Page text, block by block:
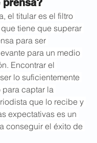
prensa?
el titular es el filtro
tiene que superar
para ser
para un medio
Encontrar el
lo suficientemente
captar la
que lo recibe y
expectativas es un
conseguir el éxito de